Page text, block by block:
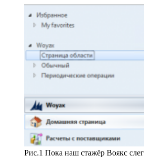
Рис.1 Пока наш стажёр Воякс